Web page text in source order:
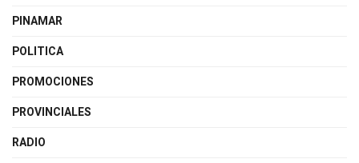
PINAMAR
POLITICA
PROMOCIONES
PROVINCIALES
RADIO